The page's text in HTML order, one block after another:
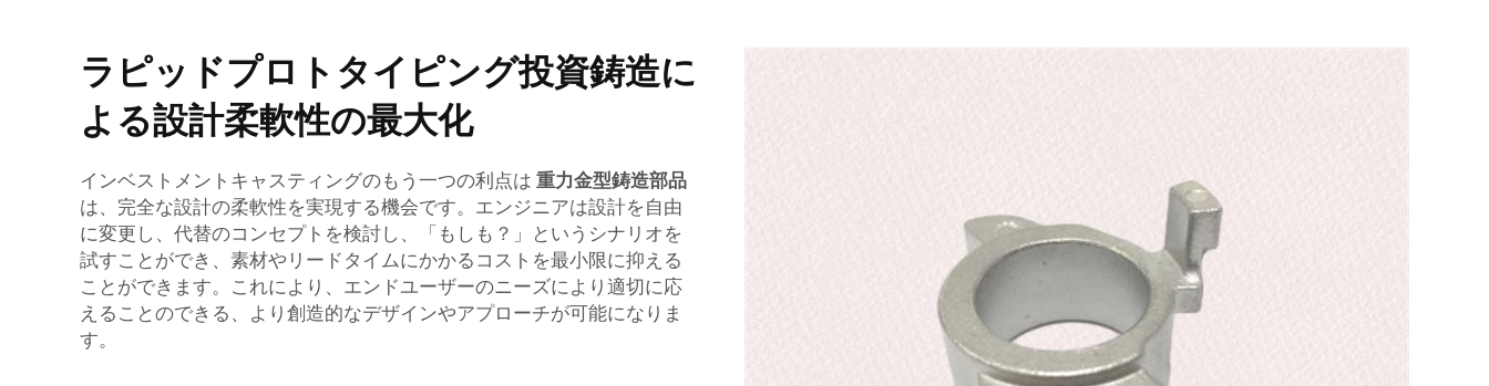
ラピッドプロトタイピング投資鋳造に
よる設計柔軟性の最大化
インベストメントキャスティングのもう一つの利点は 重力金型鋳造部品
は、完全な設計の柔軟性を実現する機会です。エンジニアは設計を自由
に変更し、代替のコンセプトを検討し、「もしも？」というシナリオを
試すことができ、素材やリードタイムにかかるコストを最小限に抑える
ことができます。これにより、エンドユーザーのニーズにより適切に応
えることのできる、より創造的なデザインやアプローチが可能になりま
す。